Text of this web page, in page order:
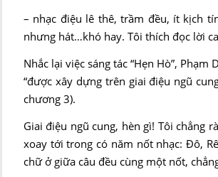
– nhạc điệu lê thê, trầm đều, ít kịch
nhưng hát…khó hay. Tôi thích đọc lời
Nhắc lại việc sáng tác “Hẹn Hò”,
“được xây dựng trên giai điệu ngũ
chương 3).
Giai điệu ngũ cung, hèn gì! Tôi chẳng
xoay tới trong có năm nốt nhạc: Đô,
chữ ở giữa câu đều cùng một nốt,